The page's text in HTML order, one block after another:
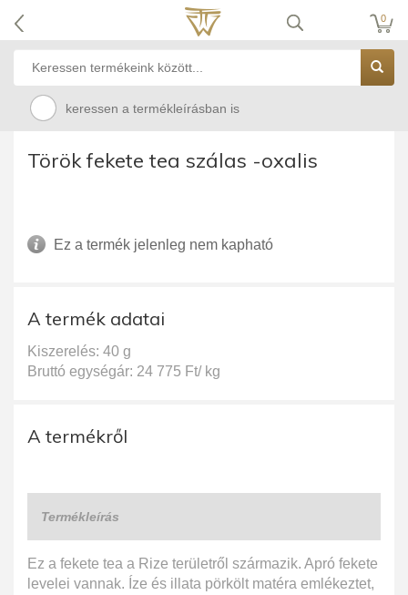
0
keressen a termékleírásban is
Török fekete tea szálas -oxalis
Ez a termék jelenleg nem kapható
A termék adatai
Kiszerelés: 40 g
Bruttó egységár: 24 775 Ft/ kg
A termékről
Termékleírás
Ez a fekete tea a Rize területről származik. Apró fekete
levelei vannak. Íze és illata pörkölt matéra emlékeztet,